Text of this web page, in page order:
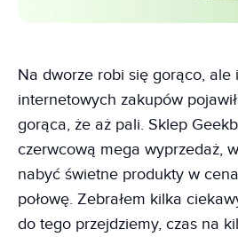
Na dworze robi się gorąco, ale
internetowych zakupów
gorąca, że aż pali. Sklep
czerwcową mega wyprzedaż,
nabyć świetne produkty w
połowę. Zebrałem kilka
do tego przejdziemy, czas na